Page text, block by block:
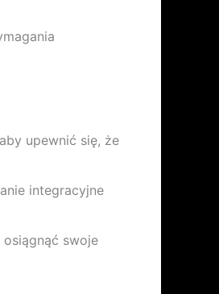
upewnić się, że
integracyjne
swoje